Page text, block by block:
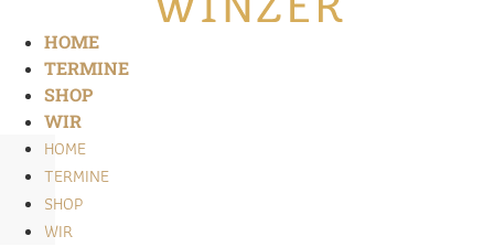
HOME
TERMINE
SHOP
WIR
HOME
TERMINE
SHOP
WIR